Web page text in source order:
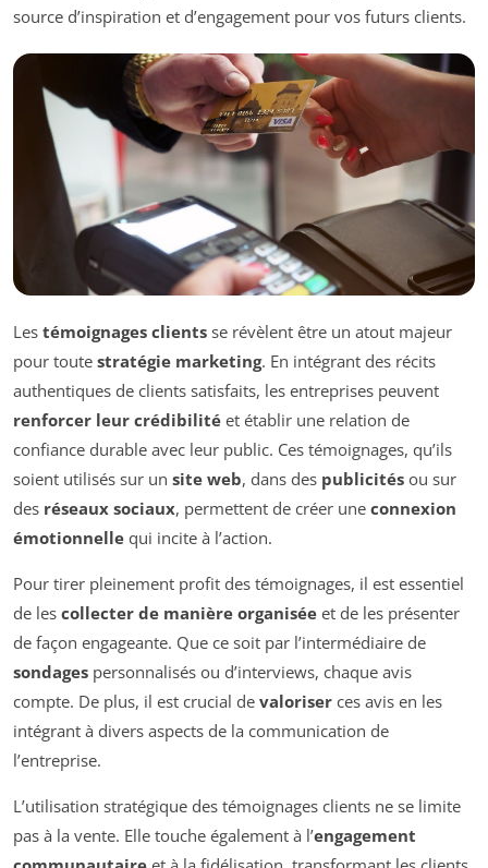
source d’inspiration et d’engagement pour vos futurs clients.
Les témoignages clients se révèlent être un atout majeur
pour toute stratégie marketing. En intégrant des récits
authentiques de clients satisfaits, les entreprises peuvent
renforcer leur crédibilité et établir une relation de
confiance durable avec leur public. Ces témoignages, qu’ils
soient utilisés sur un site web, dans des publicités ou sur
des réseaux sociaux, permettent de créer une connexion
émotionnelle qui incite à l’action.
Pour tirer pleinement profit des témoignages, il est essentiel
de les collecter de manière organisée et de les présenter
de façon engageante. Que ce soit par l’intermédiaire de
sondages personnalisés ou d’interviews, chaque avis
compte. De plus, il est crucial de valoriser ces avis en les
intégrant à divers aspects de la communication de
l’entreprise.
L’utilisation stratégique des témoignages clients ne se limite
pas à la vente. Elle touche également à l’engagement